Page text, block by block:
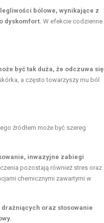
bólowe, wynikające z
dyskomfort. W efekcie codzienne
być tak duża, że odczuwa się
a często towarzyszy mu ból
źródłem może być szereg
inwazyjne zabiegi
pozostają również stres oraz
chemicznymi zawartymi w
oraz stosowanie